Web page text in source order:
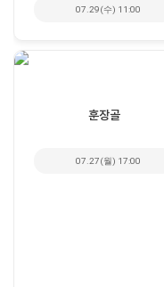
07.29(수) 11:00
훈장골
07.27(월) 17:00